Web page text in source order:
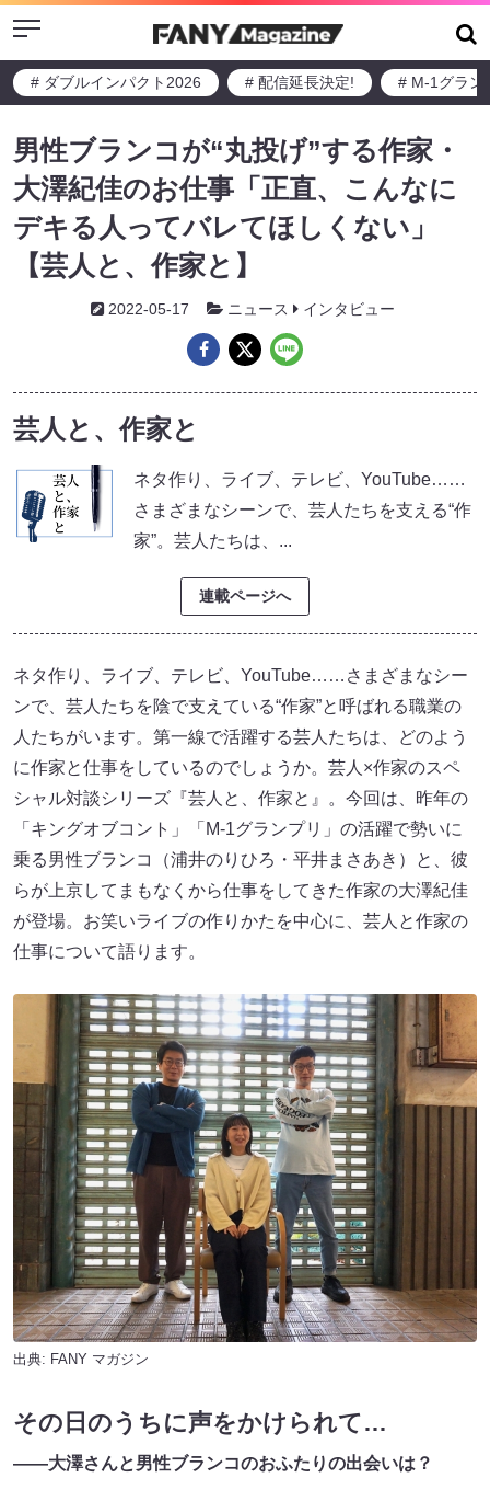
Menu
# ダブルインパクト2026 # 配信延長決定! # M-1グラン
男性ブランコが“丸投げ”する作家・
大澤紀佳のお仕事「正直、こんなに
デキる人ってバレてほしくない」
【芸人と、作家と】
2022-05-17 ニュース インタビュー
芸人と、作家と
ネタ作り、ライブ、テレビ、YouTube……
さまざまなシーンで、芸人たちを支える“作
家”。芸人たちは、...
連載ページへ
ネタ作り、ライブ、テレビ、YouTube……さまざまなシー
ンで、芸人たちを陰で支えている“作家”と呼ばれる職業の
人たちがいます。第一線で活躍する芸人たちは、どのよう
に作家と仕事をしているのでしょうか。芸人×作家のスペ
シャル対談シリーズ『芸人と、作家と』。今回は、昨年の
「キングオブコント」「M-1グランプリ」の活躍で勢いに
乗る男性ブランコ（浦井のりひろ・平井まさあき）と、彼
らが上京してまもなくから仕事をしてきた作家の大澤紀佳
が登場。お笑いライブの作りかたを中心に、芸人と作家の
仕事について語ります。
出典: FANY マガジン
その日のうちに声をかけられて…
――大澤さんと男性ブランコのおふたりの出会いは？